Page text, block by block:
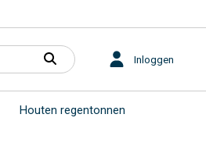
Inloggen
Houten regentonnen